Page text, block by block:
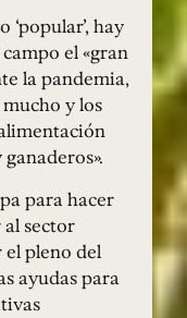
hay
el «gran
la pandemia,
y los
para hacer
sector
pleno del
ayudas para